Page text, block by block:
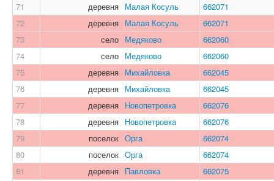
71
деревня Малая Косуль
662071
72
деревня Малая Косуль
662071
73
село Медяково
662060
74
село Медяково
662060
75
деревня Михайловка
662045
76
деревня Михайловка
662045
77
деревня Новопетровка
662076
78
деревня Новопетровка
662076
79
поселок Орга
662074
80
поселок Орга
662074
81
деревня Павловка
662075